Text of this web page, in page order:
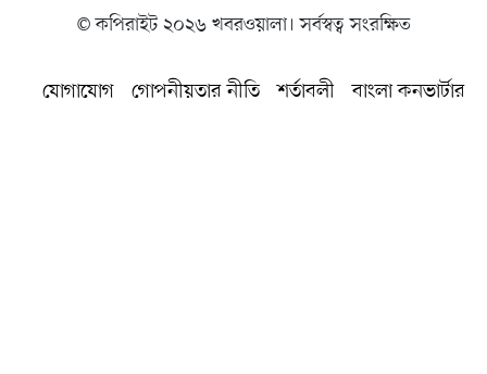
© কপিরাইট ২০২৬ খবরওয়ালা। সর্বস্বত্ব সংরক্ষিত
যোগাযোগ গোপনীয়তার নীতি শর্তাবলী বাংলা কনভার্টার